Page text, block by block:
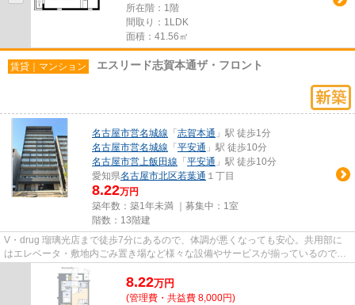
所在階：1階
間取り：1LDK
面積：41.56㎡
賃貸｜マンション エスリード志賀本通ザ・フロント
名古屋市営名城線 「 志賀本通 」駅 徒歩1分
名古屋市営名城線 「 平安通 」駅 徒歩10分
名古屋市営上飯田線 「 平安通 」駅 徒歩10分
愛知県名古屋市北区若葉通 １丁目
8.22万円
築年数：築1年未満 ｜募集中： 1室
階数：13階建
V・drug 瑠璃光店まで徒歩7分にあるので、体調が悪くなっても安心。共用部に
はエレベータ・敷地内ごみ置き場など様々な設備やサービスが揃っているので便
利です。落ち着きのある空間が...
8.22万円
(管理費・共益費 8,000円)